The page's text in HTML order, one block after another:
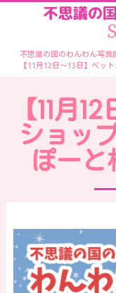
不思議の国のわんわん写真
【11月12日～13日】ペッ
【11月
ショッ
ぽー